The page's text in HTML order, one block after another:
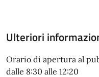
Ulteriori
Orario di apertura al
dalle 8:30 alle 12:20